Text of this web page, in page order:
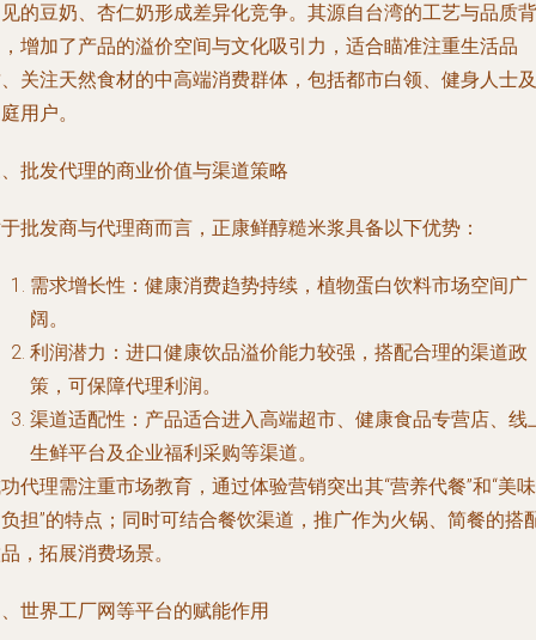
的豆奶、杏仁奶形成差异化竞争。其源自台湾的工艺与品质背
增加了产品的溢价空间与文化吸引力，适合瞄准注重生活品
关注天然食材的中高端消费群体，包括都市白领、健身人士及
用户。
批发代理的商业价值与渠道策略
批发商与代理商而言，正康鲜醇糙米浆具备以下优势：
需求增长性：健康消费趋势持续，植物蛋白饮料市场空间广
阔。
利润潜力：进口健康饮品溢价能力较强，搭配合理的渠道政
策，可保障代理利润。
渠道适配性：产品适合进入高端超市、健康食品专营店、线
生鲜平台及企业福利采购等渠道。
代理需注重市场教育，通过体验营销突出其“营养代餐”和“美味
担”的特点；同时可结合餐饮渠道，推广作为火锅、简餐的搭
，拓展消费场景。
世界工厂网等平台的赋能作用